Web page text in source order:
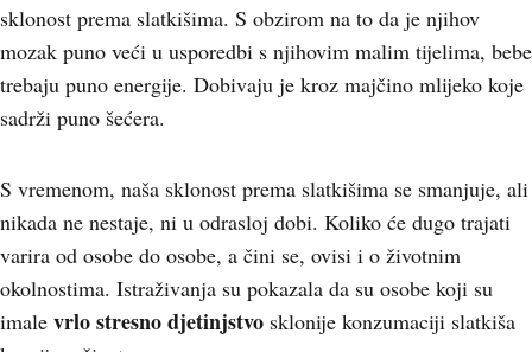
sklonost prema slatkišima. S obzirom na to da je njihov
mozak puno veći u usporedbi s njihovim malim tijelima, bebe
trebaju puno energije. Dobivaju je kroz majčino mlijeko koje
sadrži puno šećera.
S vremenom, naša sklonost prema slatkišima se smanjuje, ali
nikada ne nestaje, ni u odrasloj dobi. Koliko će dugo trajati
varira od osobe do osobe, a čini se, ovisi i o životnim
okolnostima. Istraživanja su pokazala da su osobe koji su
imale vrlo stresno djetinjstvo sklonije konzumaciji slatkiša